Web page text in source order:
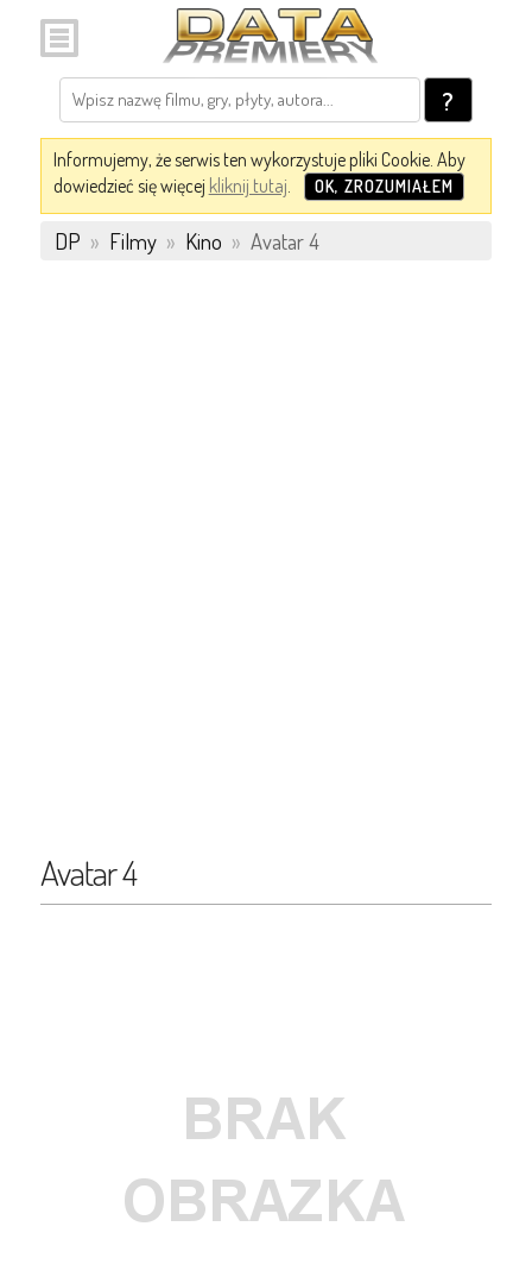
?
Informujemy, że serwis ten wykorzystuje pliki Cookie. Aby
dowiedzieć się więcej kliknij tutaj. OK, ZROZUMIAŁEM
DP » Filmy » Kino » Avatar 4
Avatar 4